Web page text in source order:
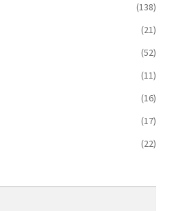
(138)
(21)
(52)
(11)
(16)
(17)
(22)